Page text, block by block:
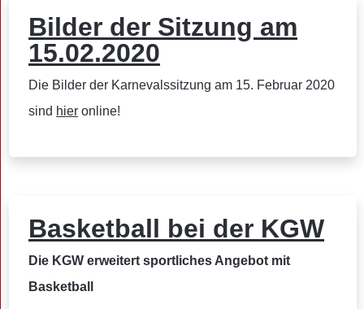
Bilder der Sitzung am
15.02.2020
Die Bilder der Karnevalssitzung am 15. Februar 2020
sind hier online!
Basketball bei der KGW
Die KGW erweitert sportliches Angebot mit
Basketball